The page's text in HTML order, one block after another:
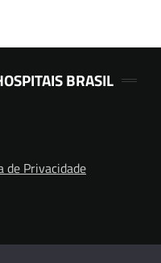
BRASIL
de Privacidade